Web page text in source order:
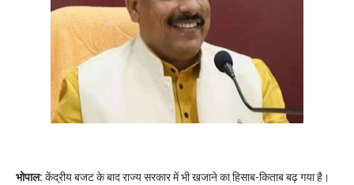
भोपाल: केंद्रीय बजट के बाद राज्य सरकार में भी खजाने का हिसाब-किताब बढ़ गया है।